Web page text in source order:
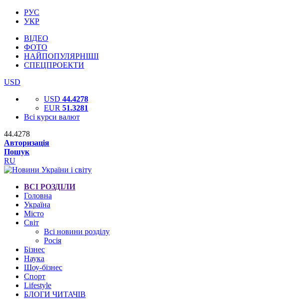
РУС
УКР
ВІДЕО
ФОТО
НАЙПОПУЛЯРНІШІ
СПЕЦПРОЕКТИ
USD
USD 44.4278
EUR 51.3281
Всі курси валют
44.4278
Авторизація
Пошук
RU
ВСІ РОЗДІЛИ
Головна
Україна
Місто
Світ
Всі новини розділу
Росія
Бізнес
Наука
Шоу-бізнес
Спорт
Lifestyle
БЛОГИ ЧИТАЧІВ